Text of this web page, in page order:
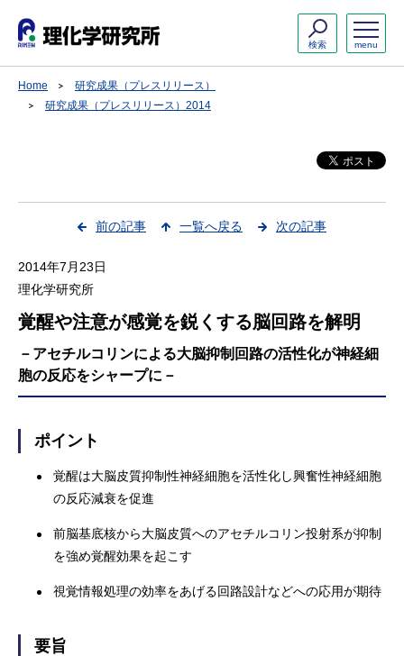
menu
検索
Home
研究成果（プレスリリース）
研究成果（プレスリリース）2014
前の記事 一覧へ戻る 次の記事
2014年7月23日
理化学研究所
覚醒や注意が感覚を鋭くする脳回路を解明
－アセチルコリンによる大脳抑制回路の活性化が神経細
胞の反応をシャープに－
ポイント
覚醒は大脳皮質抑制性神経細胞を活性化し興奮性神経細胞
の反応減衰を促進
前脳基底核から大脳皮質へのアセチルコリン投射系が抑制
を強め覚醒効果を起こす
視覚情報処理の効率をあげる回路設計などへの応用が期待
要旨